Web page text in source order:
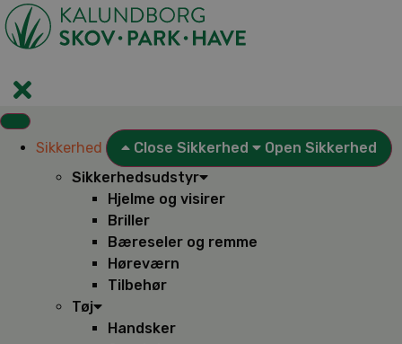
Videre
til
indhold
Sikkerhed Close Sikkerhed
Open Sikkerhed
Sikkerhedsudstyr
Hjelme og visirer
Briller
Bæreseler og remme
Høreværn
Tilbehør
Tøj
Handsker